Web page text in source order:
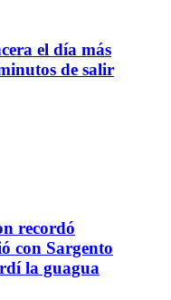
el día más
de salir
recordó
con Sargento
la guagua